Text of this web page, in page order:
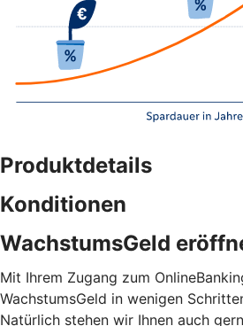
Produktdetails
Konditionen
WachstumsGeld
Mit Ihrem Zugang zum
WachstumsGeld in wenigen
Natürlich stehen wir Ihnen auch